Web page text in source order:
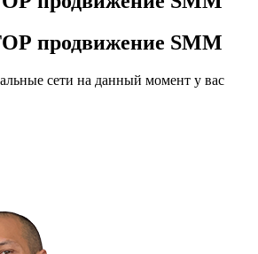
продвижение SMM
сети на данный момент у вас